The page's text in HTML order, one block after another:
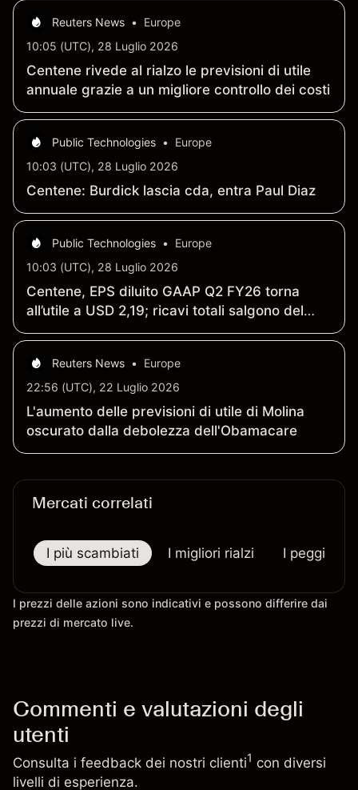
Reuters News •
Europe
10:05 (UTC), 28 Luglio 2026
Centene rivede al rialzo le previsioni di utile
annuale grazie a un migliore controllo dei costi
Public Technologies •
Europe
10:03 (UTC), 28 Luglio 2026
Centene: Burdick lascia cda, entra Paul Diaz
Public Technologies •
Europe
10:03 (UTC), 28 Luglio 2026
Centene, EPS diluito GAAP Q2 FY26 torna
all’utile a USD 2,19; ricavi totali salgono del
10% a USD 53,58 miliardi (vs Q2 FY25)
Reuters News •
Europe
22:56 (UTC), 22 Luglio 2026
L'aumento delle previsioni di utile di Molina
oscurato dalla debolezza dell'Obamacare
Mercati correlati
I più scambiati I migliori rialzi I peggiori
I prezzi delle azioni sono indicativi e possono differire dai
prezzi di mercato live.
Commenti e valutazioni degli
utenti
Consulta i feedback dei nostri clienti1 con diversi
livelli di esperienza.